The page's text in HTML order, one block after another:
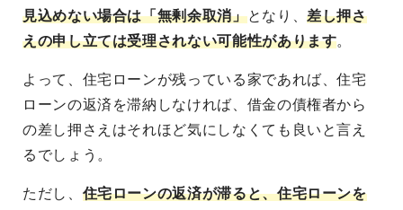
見込めない場合は「無剰余取消」となり、差し押さ
えの申し立ては受理されない可能性があります。
よって、住宅ローンが残っている家であれば、住宅
ローンの返済を滞納しなければ、借金の債権者から
の差し押さえはそれほど気にしなくても良いと言え
るでしょう。
ただし、 住宅ローンの返済が滞ると、住宅ローンを